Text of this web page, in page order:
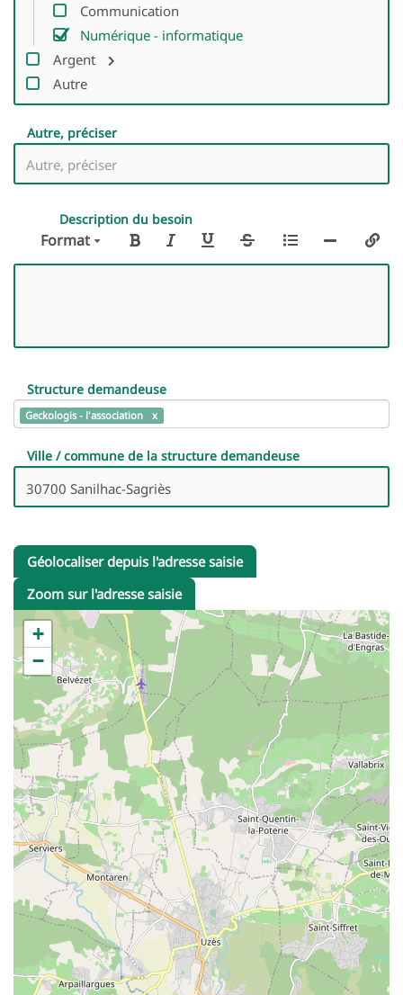
Communication
Numérique - informatique
Argent
Autre
Autre, préciser
Description du besoin
Format
Structure demandeuse
Geckologis - l'association
Ville / commune de la structure demandeuse
Géolocaliser depuis l'adresse saisie
Zoom sur l'adresse saisie
+
−